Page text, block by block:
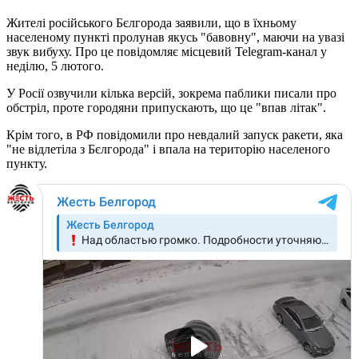
Жителі російського Бєлгорода заявили, що в їхньому
населеному пункті пролунав якусь "бавовну", маючи на увазі
звук вибуху. Про це повідомляє місцевий Telegram-канал у
неділю, 5 лютого.
У Росії озвучили кілька версій, зокрема паблики писали про
обстріл, проте городяни припускають, що це "впав літак".
Крім того, в РФ повідомили про невдалий запуск ракети, яка
"не відлетіла з Бєлгорода" і впала на територію населеного
пункту.